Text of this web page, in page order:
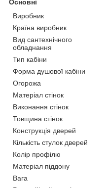
Основні
Виробник
Країна виробник
Вид сантехнічного
обладнання
Тип кабіни
Форма душової кабіни
Огорожа
Матеріал стінок
Виконання стінок
Товщина стінок
Конструкція дверей
Кількість стулок дверей
Колір профілю
Матеріал піддону
Вага